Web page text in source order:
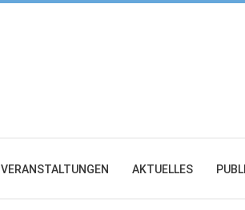
VERANSTALTUNGEN AKTUELLES